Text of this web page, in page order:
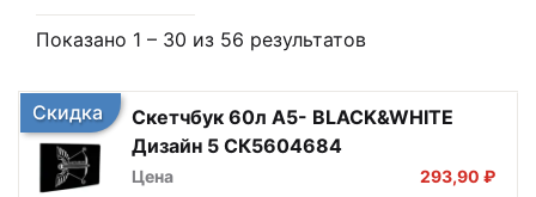
Показано 1 – 30 из 56 результатов
Скидка
Скетчбук 60л А5- BLACK&WHITE
Дизайн 5 СК5604684
Цена 293,90 ₽